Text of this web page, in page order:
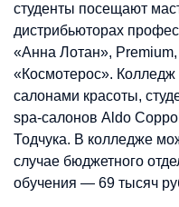
студенты посещают
дистрибьюторах
«Анна Лотан»,
«Космотерос». Колледж
салонами красоты,
spa-салонов Aldo
Тодчука. В колледже
случае бюджетного
обучения — 69 тысяч